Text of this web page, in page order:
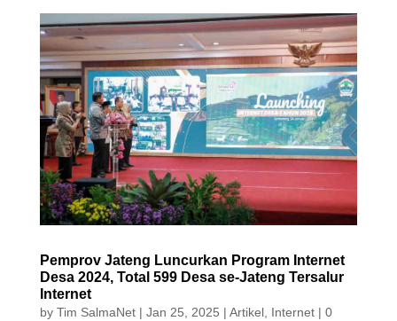
Pemprov Jateng Luncurkan Program Internet
Desa 2024, Total 599 Desa se-Jateng Tersalur
Internet
by Tim SalmaNet| Jan 25, 2025 | Artikel, Internet| 0